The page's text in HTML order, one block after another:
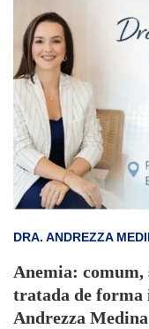
DRA. ANDREZZA
Anemia: comum,
tratada de forma
Andrezza Medina